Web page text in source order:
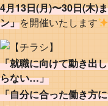
4月13日(月)〜30日(木)
ン」を開催いたします
「就職に向けて動き出
らない…」
「自分に合った働き方